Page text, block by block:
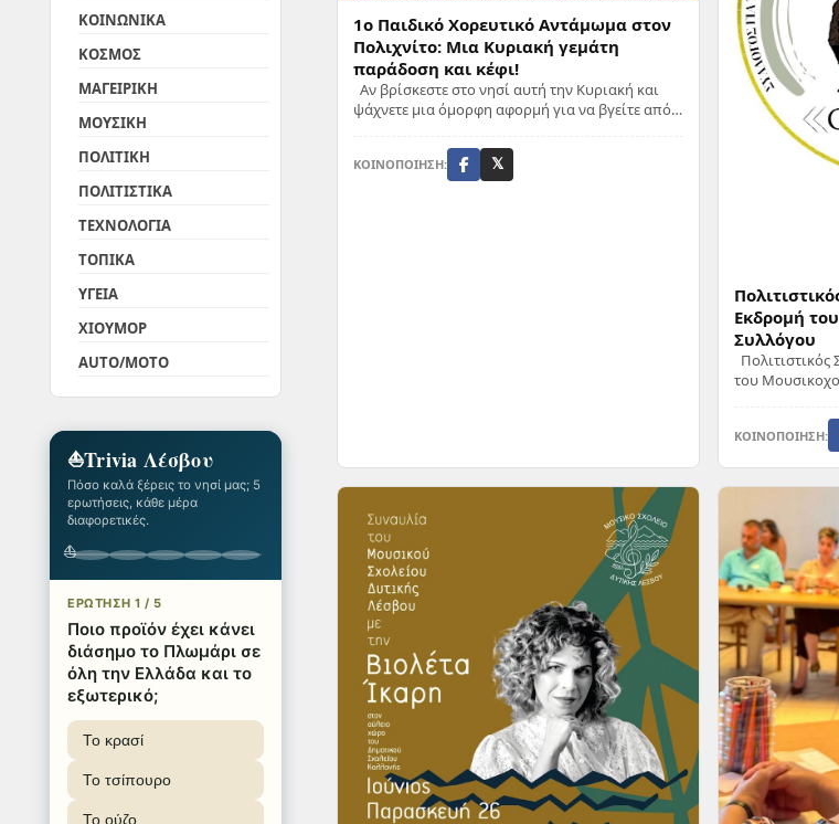
ΚΟΙΝΩΝΙΚΑ
ΚΟΣΜΟΣ
ΜΑΓΕΙΡΙΚΗ
ΜΟΥΣΙΚΗ
ΠΟΛΙΤΙΚΗ
ΠΟΛΙΤΙΣΤΙΚΑ
ΤΕΧΝΟΛΟΓΙΑ
ΤΟΠΙΚΑ
ΥΓΕΙΑ
ΧΙΟΥΜΟΡ
AUTO/MOTO
⛵Trivia Λέσβου
Πόσο καλά ξέρεις το νησί μας; 5
ερωτήσεις, κάθε μέρα
διαφορετικές.
⛵
ΕΡΩΤΗΣΗ 1 / 5
Ποιο προϊόν έχει κάνει
διάσημο το Πλωμάρι σε
όλη την Ελλάδα και το
εξωτερικό;
Το κρασί
Το τσίπουρο
Το ούζο
1ο Παιδικό Χορευτικό Αντάμωμα στον
Πολιχνίτο: Μια Κυριακή γεμάτη
παράδοση και κέφι!
Αν βρίσκεστε στο νησί αυτή την Κυριακή και
ψάχνετε μια όμορφη αφορμή για να βγείτε από
ΚΟΙΝΟΠΟΙΗΣΗ: 𝕏
Εκδρομή
Συλλόγου
του
ΚΟΙΝΟΠΟΙΗΣΗ: